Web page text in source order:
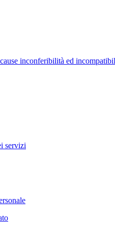
inconferibilità ed
servizi